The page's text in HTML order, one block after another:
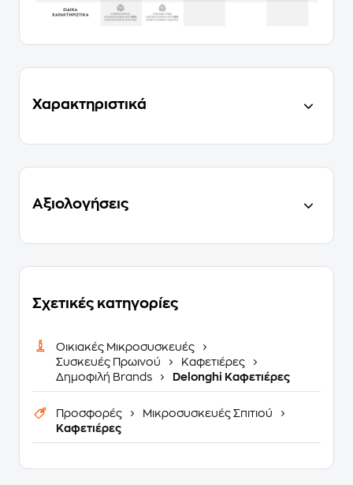
Χαρακτηριστικά
Αξιολογήσεις
Σχετικές κατηγορίες
Οικιακές Μικροσυσκευές
Συσκευές Πρωινού
Καφετιέρες
Δημοφιλή Brands
Delonghi Καφετιέρες
Προσφορές
Μικροσυσκευές Σπιτιού
Καφετιέρες